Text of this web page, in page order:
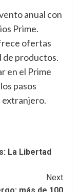
anual con
Prime.
ofertas
de productos.
en el Prime
pasos
extranjero.
La Libertad
Next